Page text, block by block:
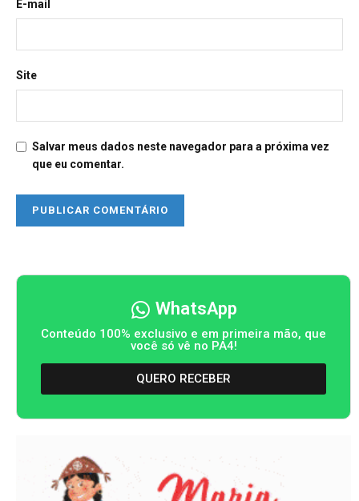
E-mail
Site
Salvar meus dados neste navegador para a próxima vez
que eu comentar.
WhatsApp
Conteúdo 100% exclusivo e em primeira mão, que
você só vê no PA4!
QUERO RECEBER